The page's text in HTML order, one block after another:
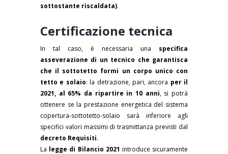
sottostante riscaldata).
Certificazione tecnica
In tal caso, è necessaria una specifica
asseverazione di un tecnico che garantisca
che il sottotetto formi un corpo unico con
tetto e solaio: la detrazione, pari, ancora per il
2021, al 65% da ripartire in 10 anni, si potrà
ottenere se la prestazione energetica del sistema
copertura-sottotetto-solaio sarà inferiore agli
specifici valori massimi di trasmittanza previsti dal
decreto Requisiti.
La legge di Bilancio 2021 introduce sicuramente